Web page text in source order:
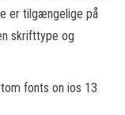
er tilgængelige på
skrifttype og